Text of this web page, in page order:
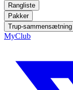
Rangliste
Pakker
Trup-sammensætning
MyClub